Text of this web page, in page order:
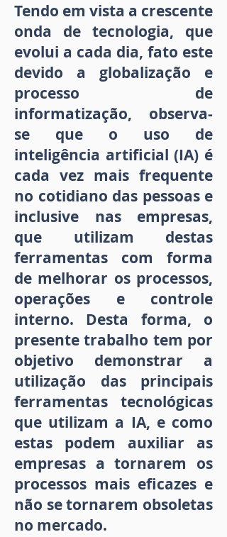
Tendo em vista a crescente
onda de tecnologia, que
evolui a cada dia, fato este
devido a globalização e
processo de
informatização, observa-
se que o uso de
inteligência artificial (IA) é
cada vez mais frequente
no cotidiano das pessoas e
inclusive nas empresas,
que utilizam destas
ferramentas com forma
de melhorar os processos,
operações e controle
interno. Desta forma, o
presente trabalho tem por
objetivo demonstrar a
utilização das principais
ferramentas tecnológicas
que utilizam a IA, e como
estas podem auxiliar as
empresas a tornarem os
processos mais eficazes e
não se tornarem obsoletas
no mercado.